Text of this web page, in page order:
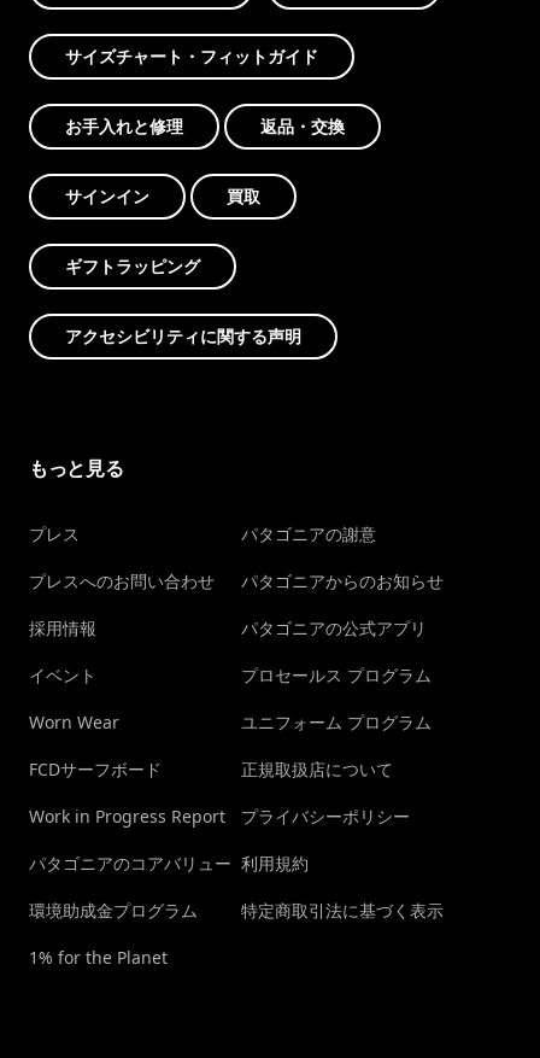
サイズチャート・フィットガイド
お手入れと修理 返品・交換
サインイン 買取
ギフトラッピング
アクセシビリティに関する声明
もっと見る
プレス
プレスへのお問い合わせ
採用情報
イベント
Worn Wear
FCDサーフボード
Work in Progress Report
パタゴニアのコアバリュー
環境助成金プログラム
1% for the Planet
パタゴニアの謝意
パタゴニアからのお知らせ
パタゴニアの公式アプリ
プロセールス プログラム
ユニフォーム プログラム
正規取扱店について
プライバシーポリシー
利用規約
特定商取引法に基づく表示